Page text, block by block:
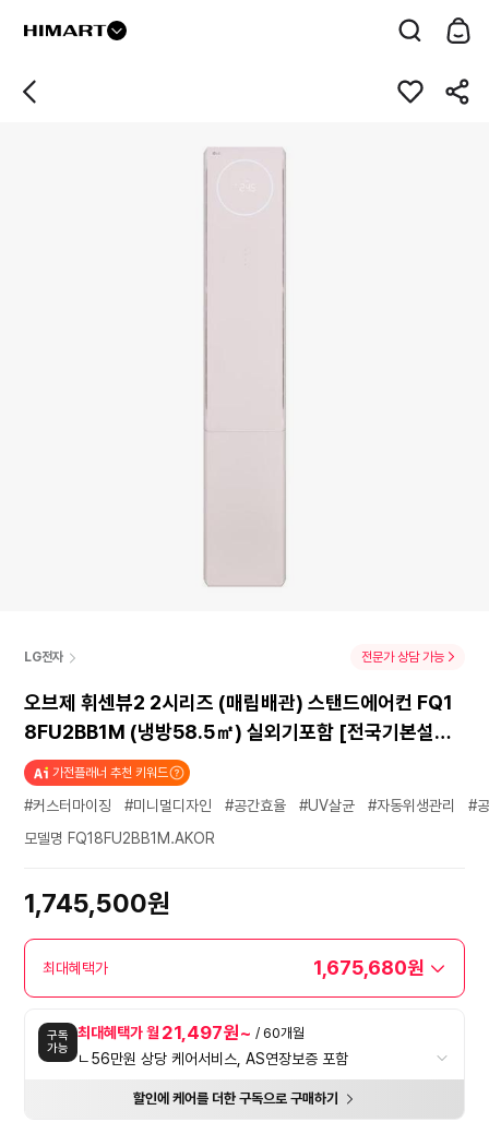
LG전자 전문가 상담 가능
오브제 휘센뷰2 2시리즈 (매립배관) 스탠드에어컨 FQ1
8FU2BB1M (냉방58.5㎡) 실외기포함 [전국기본설치
포함]가전플래너 추천 키워드
#커스터마이징 #미니멀디자인 #공간효율 #UV살균 #자동위생관리
#
모델명 FQ18FU2BB1M.AKOR
1,745,500원
최대혜택가 1,675,680원
구독
가능
최대혜택가 월 21,497원~ / 60개월
ㄴ56만원 상당 케어서비스, AS연장보증 포함
할인에 케어를 더한 구독으로 구매하기